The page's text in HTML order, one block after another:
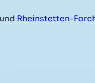
Rheinstetten-